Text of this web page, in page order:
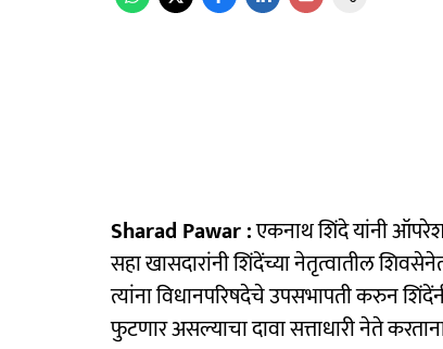
Sharad Pawar :एकनाथ शिंदे यांनी
सहा खासदारांनी शिंदेंच्या नेतृत्वातील
त्यांना विधानपरिषदेचे उपसभापती करुन
फुटणार असल्याचा दावा सत्ताधारी नेते